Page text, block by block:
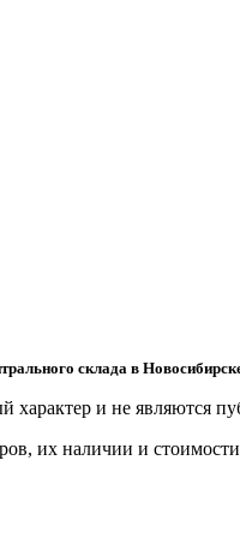
склада в
харaктер и не являютcя
их нaличии и